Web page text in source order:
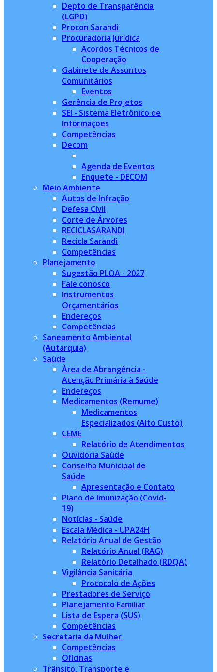
Depto de Transparência
(LGPD)
Procon Sarandi
Procuradoria Jurídica
Acordos Técnicos de
Cooperação
Gabinete de Assuntos
Comunitários
Eventos
Gerência de Projetos
SEI - Sistema Eletrônico de
Informações
Competências
Decom
Agenda de Eventos
Enquete - DECOM
Meio Ambiente
Autos de Infração
Defesa Civil
Corte de Árvores
RECICLASARANDI
Recicla Sarandi
Competências
Planejamento
Sugestão PLOA - 2027
Fale conosco
Instrumentos
Orçamentários
Endereços
Competências
Saneamento Ambiental
(Autarquia)
Saúde
Àrea de Abrangência -
Atenção Primária à Saúde
Endereços
Medicamentos (Remume)
Medicamentos
Especializados (Alto Custo)
CEME
Relatório de Atendimentos
Ouvidoria Saúde
Conselho Municipal de
Saúde
Apresentação e Contato
Plano de Imunização (Covid-
19)
Notícias - Saúde
Escala Médica - UPA24H
Relatório Anual de Gestão
Relatório Anual (RAG)
Relatório Detalhado (RDQA)
Vigilância Sanitária
Protocolo de Ações
Prestadores de Serviço
Planejamento Familiar
Lista de Espera (SUS)
Competências
Secretaria da Mulher
Competências
Oficinas
Trânsito, Transporte e